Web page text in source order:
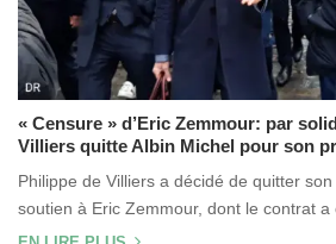
« Censure » d’Eric Zemmour: par
Villiers quitte Albin Michel pour son
Philippe de Villiers a décidé de quitter
soutien à Eric Zemmour, dont le contrat a